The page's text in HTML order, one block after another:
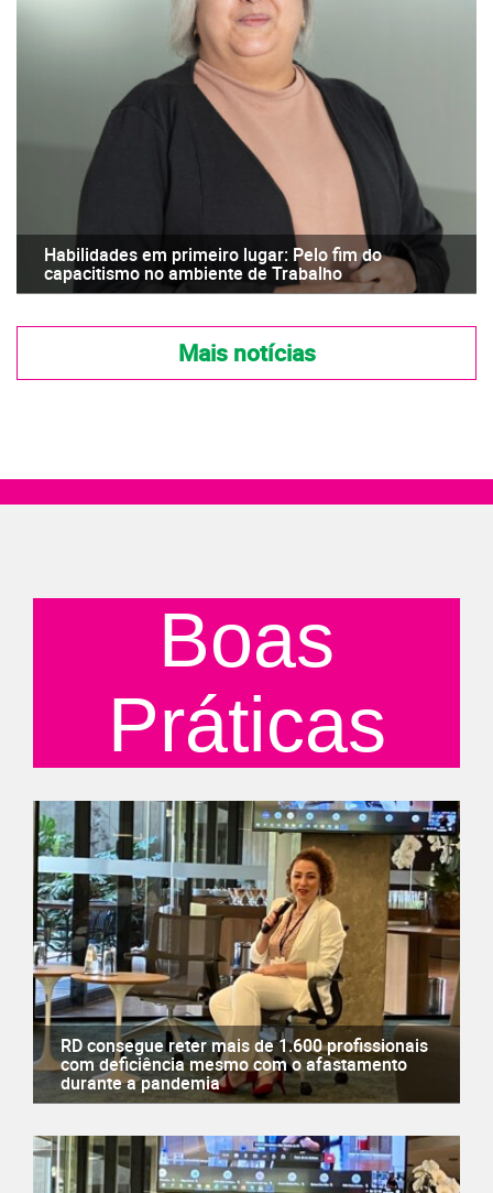
Habilidades em primeiro lugar: Pelo fim do
capacitismo no ambiente de Trabalho
Mais notícias
Boas
Práticas
RD consegue reter mais de 1.600 profissionais
com deficiência mesmo com o afastamento
durante a pandemia